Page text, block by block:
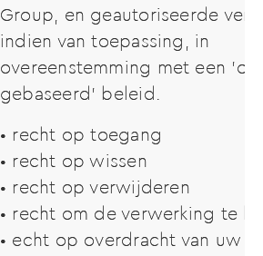
Group, en geautoriseerde
indien van toepassing, in
overeenstemming met een
gebaseerd' beleid.
• recht op toegang
• recht op wissen
• recht op verwijderen
• recht om de verwerking te
• echt op overdracht van uw